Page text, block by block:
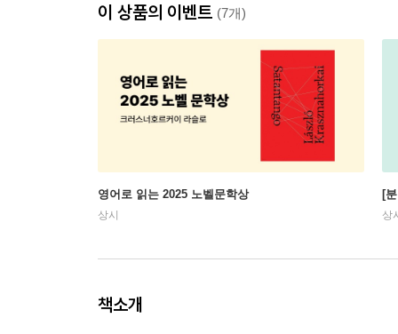
이 상품의 이벤트 (7개)
영어로 읽는 2025 노벨문학상
상시
[
상
책소개